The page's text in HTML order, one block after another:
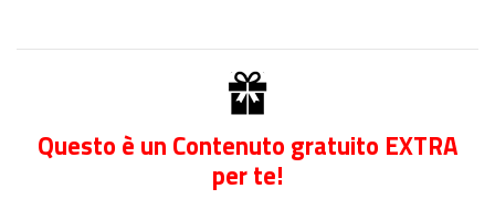
Questo è un Contenuto gratuito EXTRA
per te!